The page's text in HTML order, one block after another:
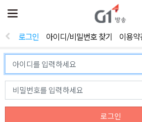
전
체
뉴
열
로그인 아이디/비밀번호 찾기 이용
로그인